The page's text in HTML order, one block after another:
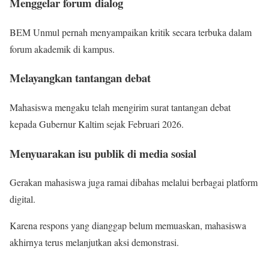
BEM Unmul pernah menyampaikan kritik secara terbuka dalam
forum akademik di kampus.
Melayangkan tantangan debat
Mahasiswa mengaku telah mengirim surat tantangan debat
kepada Gubernur Kaltim sejak Februari 2026.
Menyuarakan isu publik di media sosial
Gerakan mahasiswa juga ramai dibahas melalui berbagai platform
digital.
Karena respons yang dianggap belum memuaskan, mahasiswa
akhirnya terus melanjutkan aksi demonstrasi.